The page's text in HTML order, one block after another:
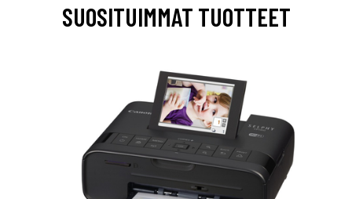
SUOSITUIMMAT TUOTTEET